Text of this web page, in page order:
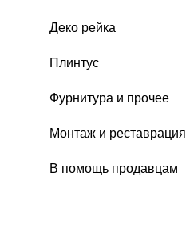
Деко рейка
Плинтус
Фурнитура и прочее
Монтаж и реставрация
В помощь продавцам